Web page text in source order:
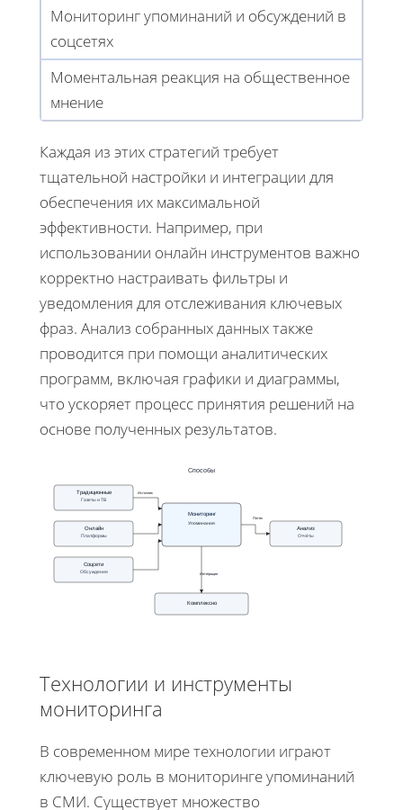
Мониторинг упоминаний и обсуждений в
соцсетях
Моментальная реакция на общественное
мнение
Каждая из этих стратегий требует
тщательной настройки и интеграции для
обеспечения их максимальной
эффективности. Например, при
использовании онлайн инструментов важно
корректно настраивать фильтры и
уведомления для отслеживания ключевых
фраз. Анализ собранных данных также
проводится при помощи аналитических
программ, включая графики и диаграммы,
что ускоряет процесс принятия решений на
основе полученных результатов.
Способы
Традиционные
Газеты и ТВ
Онлайн
Платформы
Соцсети
Обсуждения
Мониторинг
Упоминания
Анализ
Отчёты
Комплексно
Источник
Поток
Интеграция
Технологии и инструменты
мониторинга
В современном мире технологии играют
ключевую роль в мониторинге упоминаний
в СМИ. Существует множество